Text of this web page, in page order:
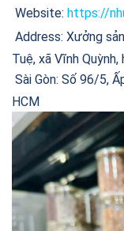
Website: https://
Address: Xưởng
Tuệ, xã Vĩnh Quỳnh,
Sài Gòn: Số 96/5,
HCM